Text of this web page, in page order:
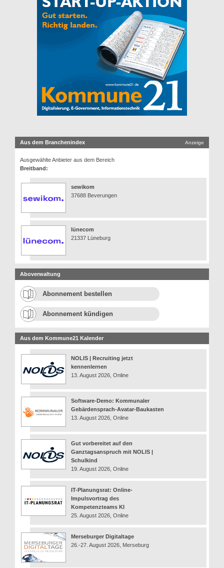
Aus dem Branchenindex Anzeige
Ausgewählte Anbieter aus dem Bereich
Breitband:
sewikom
37688 Beverungen
lünecom
21337 Lüneburg
Aboverwaltung
Abonnement bestellen
Abonnement kündigen
Aus dem Kommune21 Kalender
NOLIS | Recruiting jetzt
kennenlernen
13. August 2026, Online
Software-Demo: Kommunaler
Gebärdensprach-Avatar-Baukasten
13. August 2026, Online
Gut vorbereitet auf den
Ganztagsanspruch mit NOLIS |
Schulkind
19. August 2026, Online
IT-Planungsrat: Online-
Impulsvortrag des
Kompetenzteams KI
25. August 2026, Online
Merseburger Digitaltage
26.-27. August 2026, Merseburg